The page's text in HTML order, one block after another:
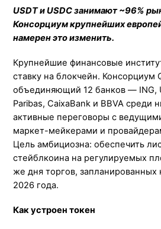
USDT и USDC занимают ~96%
Консорциум крупнейших
намерен это изменить.
Крупнейшие финансовые
ставку на блокчейн. Консорциум
объединяющий 12 банков — ING,
Paribas, CaixaBank и BBVA среди
активные переговоры с
маркет-мейкерами и
Цель амбициозна: обеспечить
стейблкоина на регулируемых
же дня торгов,
2026 года.
Как устроен токен